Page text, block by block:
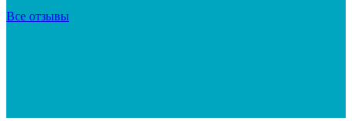
Все отзывы